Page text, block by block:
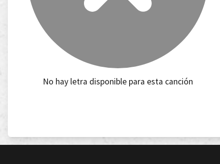
No hay letra disponible para esta canción